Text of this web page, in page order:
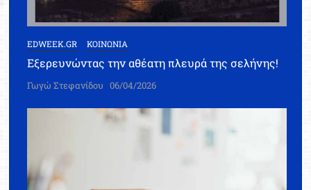
EDWEEK.GR ΚΟΙΝΩΝΙΑ
Εξερευνώντας την αθέατη πλευρά της σελήνης!
Γωγώ Στεφανίδου 06/04/2026